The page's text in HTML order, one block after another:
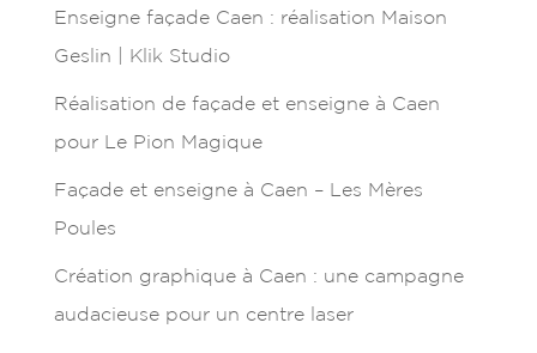
Enseigne façade Caen : réalisation Maison
Geslin | Klik Studio
Réalisation de façade et enseigne à Caen
pour Le Pion Magique
Façade et enseigne à Caen – Les Mères
Poules
Création graphique à Caen : une campagne
audacieuse pour un centre laser